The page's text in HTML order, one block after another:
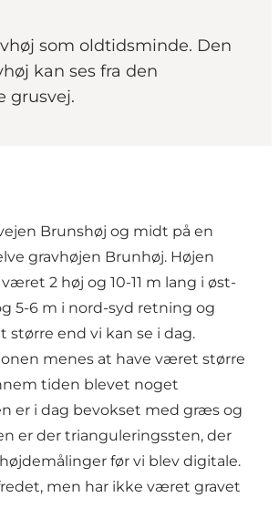
som oldtidsminde. Den
kan ses fra den
grusvej.
Brunshøj og midt på en
gravhøjen Brunhøj. Højen
2 høj og 10-11 m lang i øst-
5-6 m i nord-syd retning og
større end vi kan se i dag.
menes at have været større
tiden blevet noget
er i dag bevokset med græs og
er der trianguleringssten, der
før vi blev digitale.
men har ikke været gravet